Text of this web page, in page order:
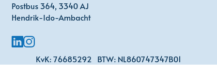
Postbus 364, 3340 AJ
Hendrik-Ido-Ambacht
KvK: 76685292 BTW: NL860747347B01